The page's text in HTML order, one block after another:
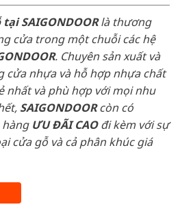
SAIGONDOORlà thương
cửa trong một chuỗi các hệ
. Chuyên sản xuất và
cửa nhựa và hỗ hợp nhựa chất
nhất và phù hợp với mọi nhu
SAIGONDOORcòn có
hàng ƯU ĐÃI CAOđi kèm với sự
cửa gỗ và cả phân khúc giá